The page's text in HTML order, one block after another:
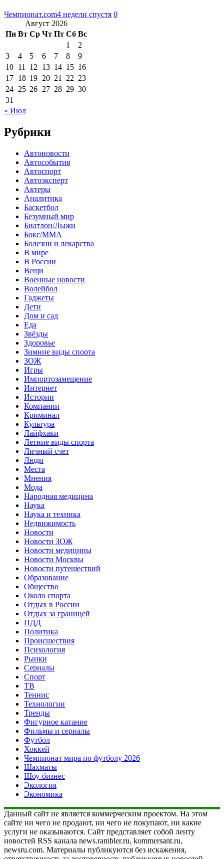
Чемпионат.com4 недели спустя 0
Август 2026
Пн Вт Ср Чт Пт Сб Вс
1
2
3
4 5 6 7 8
9
10 11 12 13 14 15 16
17 18 19 20 21 22 23
24 25 26 27 28 29 30
31
« Июл
Рубрики
Автоновости
Автособытия
Автоспорт
Автоэксперт
Актеры
Аналитика
Баскетбол
Безумный мир
Биатлон/Лыжи
Бокс/MMA
Болезни и лекарства
В мире
В России
Вещи
Военные новости
Волейбол
Гаджеты
Дети
Дом и сад
Еда
Звёзды
Здоровье
Зимние виды спорта
ЗОЖ
Игры
Импортозамещение
Интернет
Истории
Компании
Криминал
Культура
Лайфхаки
Летние виды спорта
Личный счет
Люди
Места
Мнения
Мода
Народная медицина
Наука
Наука и техника
Недвижимость
Новости
Новости ЗОЖ
Новости медицины
Новости Москвы
Новости путешествий
Образование
Общество
Около спорта
Отдых в России
Отдых за границей
ПДД
Политика
Происшествия
Психология
Рынки
Сериалы
Спорт
ТВ
Теннис
Технологии
Тренды
Фигурное катание
Фильмы и сериалы
Футбол
Хоккей
Чемпионат мира по футболу 2026
Шахматы
Шоу-бизнес
Экология
Экономика
Данный сайт не является коммерческим проектом. На этом
сайте ни чего не продают, ни чего не покупают, ни какие
услуги не оказываются. Сайт представляет собой ленту
новостей RSS канала news.rambler.ru, kommersant.ru,
newsru.com. Материалы публикуются без искажения,